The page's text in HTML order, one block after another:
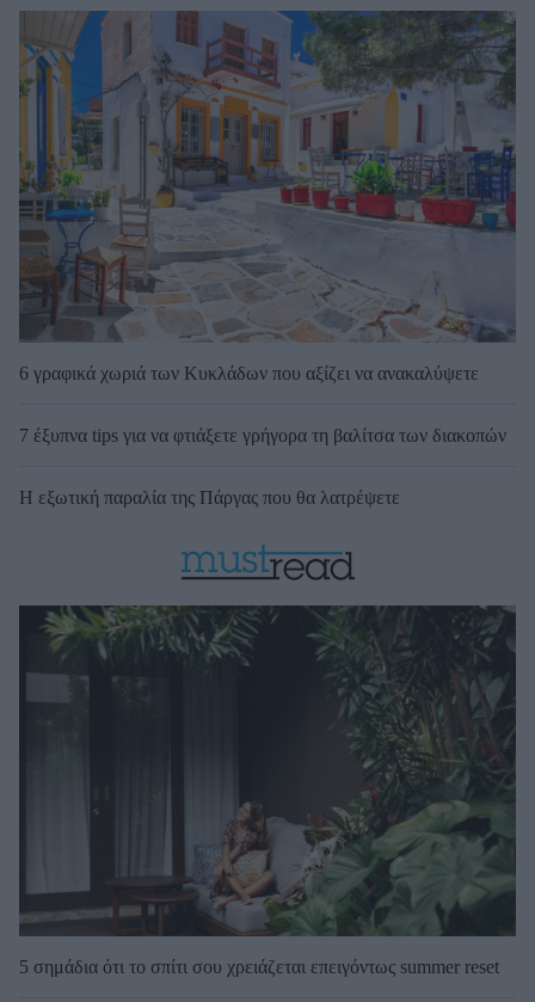
6 γραφικά χωριά των Κυκλάδων που αξίζει να ανακαλύψετε
7 έξυπνα tips για να φτιάξετε γρήγορα τη βαλίτσα των διακοπών
Η εξωτική παραλία της Πάργας που θα λατρέψετε
5 σημάδια ότι το σπίτι σου χρειάζεται επειγόντως summer reset